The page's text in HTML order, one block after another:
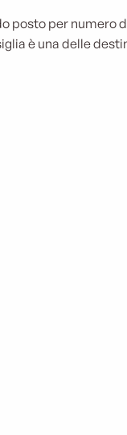
posto per numero
è una delle